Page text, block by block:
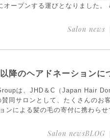
オープンする運びとなりました
Salon news
降のヘアドネーションに
は、JHD＆C（Japan Hair
同サロンとして、たくさんのお
ンによる髪の毛の寄付に携わら
Salon newsBLOG